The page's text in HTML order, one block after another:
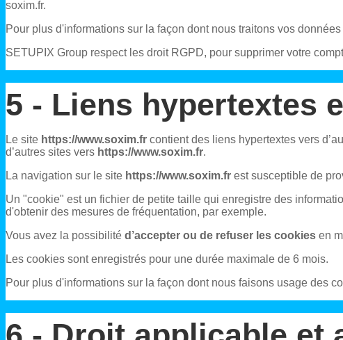
soxim.fr.
Pour plus d'informations sur la façon dont nous traitons vos
SETUPIX Group respect les droit RGPD, pour supprimer votre
5 - Liens hypertextes
Le site https://www.soxim.fr contient des liens hypertextes vers
d’autres sites vers https://www.soxim.fr.
La navigation sur le site https://www.soxim.fr est susceptible de
Un "cookie" est un fichier de petite taille qui enregistre des
d'obtenir des mesures de fréquentation, par exemple.
Vous avez la possibilité d’accepter ou de refuser les cookies en
Les cookies sont enregistrés pour une durée maximale de 6 mois.
Pour plus d'informations sur la façon dont nous faisons usage des